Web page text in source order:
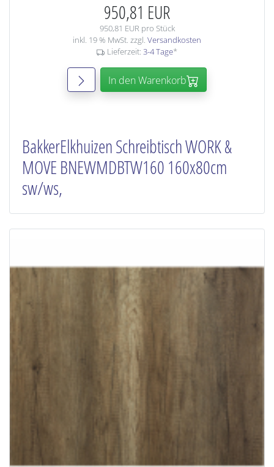
950,81 EUR
950,81 EUR pro Stück
inkl. 19 % MwSt. zzgl. Versandkosten
Lieferzeit: 3-4 Tage*
In den Warenkorb
BakkerElkhuizen Schreibtisch WORK &
MOVE BNEWMDBTW160 160x80cm
sw/ws,